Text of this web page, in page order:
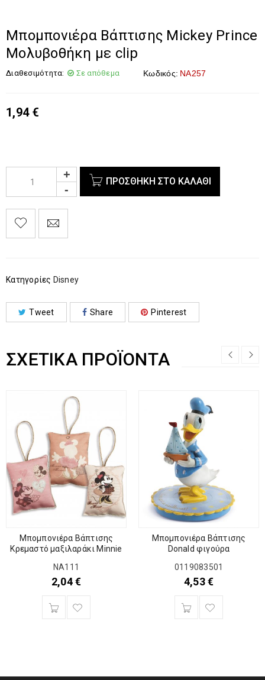
Μπομπονιέρα Βάπτισης Mickey Prince
Μολυβοθήκη με clip
Διαθεσιμότητα: Σε απόθεμα Κωδικός: NA257
1,94 €
ΠΡΟΣΘΉΚΗ ΣΤΟ ΚΑΛΆΘΙ
Κατηγορίες Disney
Tweet Share Pinterest
ΣΧΕΤΙΚΆ ΠΡΟΪΌΝΤΑ
Μπομπονιέρα Βάπτισης
Κρεμαστό μαξιλαράκι Minnie
NA111
2,04€
Μπομπονιέρα Βάπτισης
Donald φιγούρα
0119083501
4,53€